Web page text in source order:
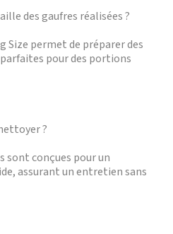
des gaufres réalisées ?
Size permet de préparer des
pour des portions
?
sont conçues pour un
assurant un entretien sans